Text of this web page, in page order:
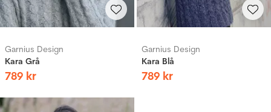
Garnius Design
Kara Grå
789 kr
Garnius Design
Kara Blå
789 kr